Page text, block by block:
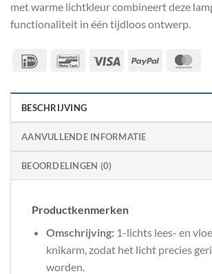
met warme lichtkleur combineert deze
functionaliteit in één tijdloos ontwerp.
IDeal Bancontact
Visa PayPal
BESCHRIJVING
AANVULLENDE INFORMATIE
BEOORDELINGEN (0)
Productkenmerken
Omschrijving:1-lichts lees- en
knikarm, zodat het licht precies
worden.